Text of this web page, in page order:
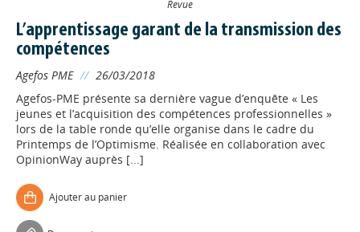
Revue
L’apprentissage garant de la transmission des
compétences
Agefos PME // 26/03/2018
Agefos-PME présente sa dernière vague d’enquête « Les
jeunes et l’acquisition des compétences professionnelles »
lors de la table ronde qu’elle organise dans le cadre du
Printemps de l’Optimisme. Réalisée en collaboration avec
OpinionWay auprès [...]
Ajouter au panier